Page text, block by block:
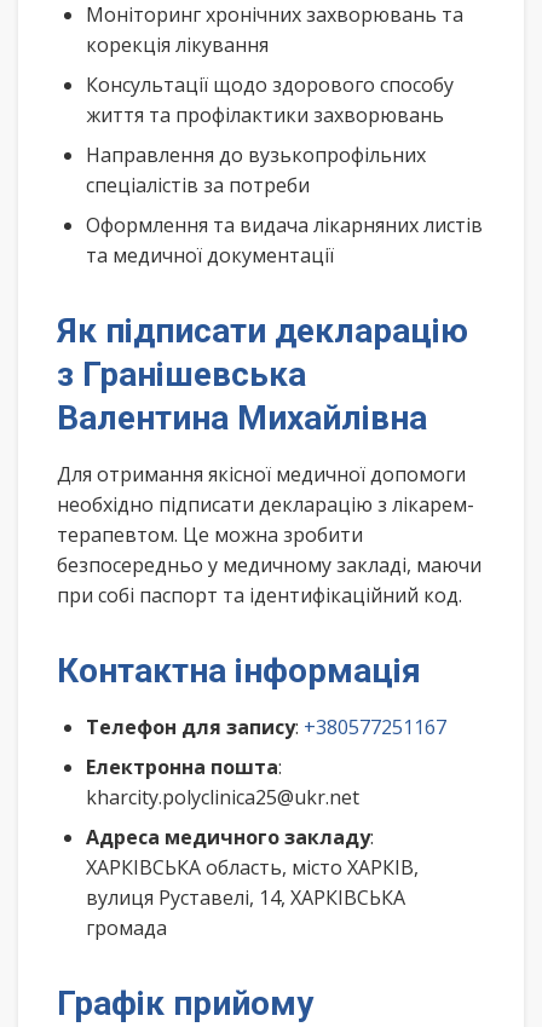
Моніторинг хронічних захворювань та
корекція лікування
Консультації щодо здорового способу
життя та профілактики захворювань
Направлення до вузькопрофільних
спеціалістів за потреби
Оформлення та видача лікарняних листів
та медичної документації
Як підписати декларацію
з Гранішевська
Валентина Михайлівна
Для отримання якісної медичної допомоги
необхідно підписати декларацію з лікарем-
терапевтом. Це можна зробити
безпосередньо у медичному закладі, маючи
при собі паспорт та ідентифікаційний код.
Контактна інформація
Телефон для запису: +380577251167
Електронна пошта:
kharcity.polyclinica25@ukr.net
Адреса медичного закладу:
ХАРКІВСЬКА область, місто ХАРКІВ,
вулиця Руставелі, 14, ХАРКІВСЬКА
громада
Графік прийому